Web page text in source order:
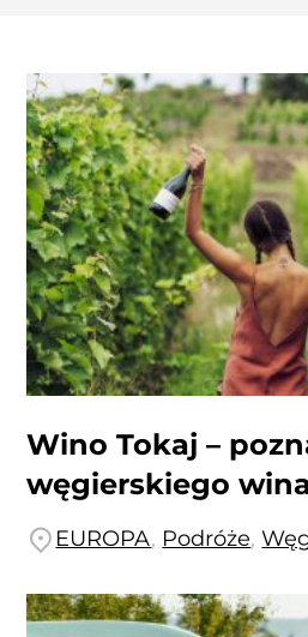
Wino Tokaj –
węgierskiego
EUROPA, Podróże,